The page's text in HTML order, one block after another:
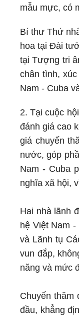
mẫu mực, có
Bí thư Thứ
hoa tại Đài
tại Tượng tri
chân tình,
Nam - Cuba
2. Tại cuộc
đánh giá cao
giá chuyến
nước, góp
Nam - Cuba
nghĩa xã hội,
Hai nhà lãnh
hệ Việt Nam
và Lãnh tụ
vun đắp,
năng và mức
Chuyến
đầu, khẳng